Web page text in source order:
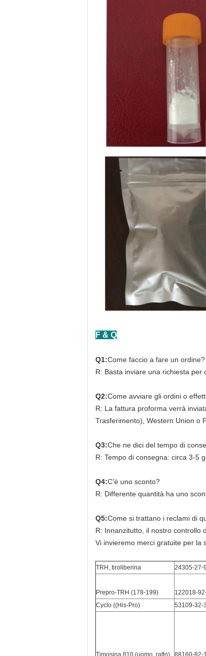
F & Q
Q1:Come faccio a fare un ordine?
R: Basta inviare una richiesta per
Q2:Come avviare gli ordini o
R: La fattura proforma verrà
Trasferimento), Western Union o
Q3:Che ne dici del tempo di
R: Tempo di consegna: circa 3-5
Q4:C'è uno sconto?
R: Differente quantità ha uno
Q5:Come si trattano i reclami di
R: Innanzitutto, il nostro controllo
Vi invieremo merci gratuite per la
TRH, tiroliberina 24305-27-9
Prepro-TRH (178-199) 122018-
Cyclo ((His-Pro)
53109-32-3
Timosina β10 (uomo, ratto) 88160-82-1